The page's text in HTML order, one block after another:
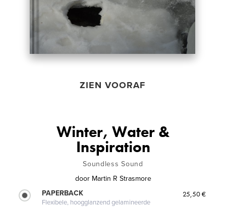
ZIEN VOORAF
Winter, Water &
Inspiration
Soundless Sound
door Martin R Strasmore
PAPERBACK
Flexibele, hoogglanzend gelamineerde
25,50 €